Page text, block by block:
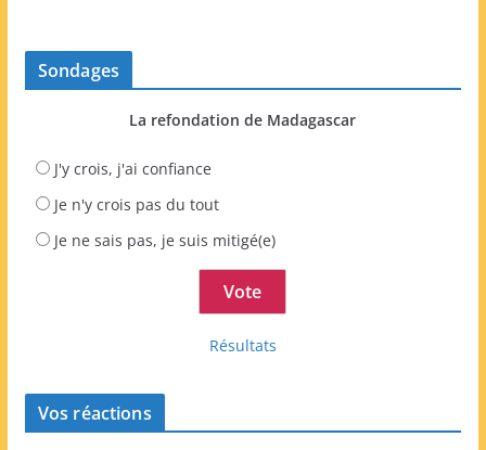
Sondages
La refondation de Madagascar
J'y crois, j'ai confiance
Je n'y crois pas du tout
Je ne sais pas, je suis mitigé(e)
Résultats
Vos réactions